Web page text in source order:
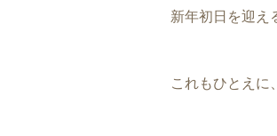
新年初日を迎え
これもひとえに